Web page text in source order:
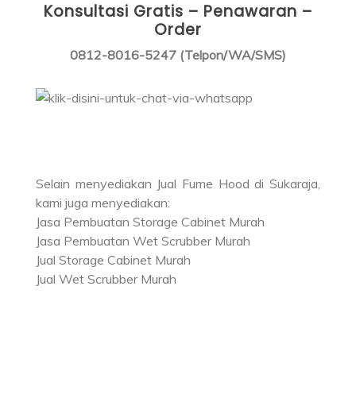
Konsultasi Gratis – Penawaran –
Order
0812-8016-5247 (Telpon/WA/SMS)
Selain menyediakan Jual Fume Hood di Sukaraja,
kami juga menyediakan:
Jasa Pembuatan Storage Cabinet Murah
Jasa Pembuatan Wet Scrubber Murah
Jual Storage Cabinet Murah
Jual Wet Scrubber Murah